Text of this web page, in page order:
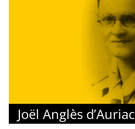
Joël Anglès d’Auriac